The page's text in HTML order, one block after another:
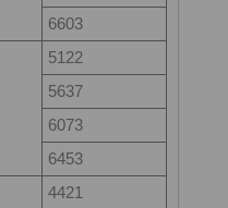
6603
5122
5637
6073
6453
4421